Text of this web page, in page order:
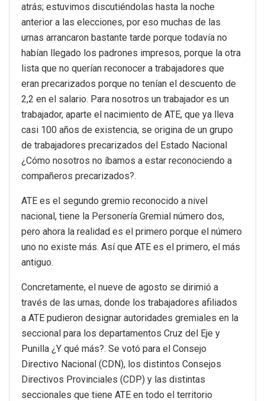
atrás; estuvimos discutiéndolas hasta la noche
anterior a las elecciones, por eso muchas de las
urnas arrancaron bastante tarde porque todavía no
habían llegado los padrones impresos, porque la otra
lista que no querían reconocer a trabajadores que
eran precarizados porque no tenían el descuento de
2,2 en el salario. Para nosotros un trabajador es un
trabajador, aparte el nacimiento de ATE, que ya lleva
casi 100 años de existencia, se origina de un grupo
de trabajadores precarizados del Estado Nacional
¿Cómo nosotros no íbamos a estar reconociendo a
compañeros precarizados?.
ATE es el segundo gremio reconocido a nivel
nacional, tiene la Personería Gremial número dos,
pero ahora la realidad es el primero porque el número
uno no existe más. Así que ATE es el primero, el más
antiguo.
Concretamente, el nueve de agosto se dirimió a
través de las urnas, donde los trabajadores afiliados
a ATE pudieron designar autoridades gremiales en la
seccional para los departamentos Cruz del Eje y
Punilla ¿Y qué más?. Se votó para el Consejo
Directivo Nacional (CDN), los distintos Consejos
Directivos Provinciales (CDP) y las distintas
seccionales que tiene ATE en todo el territorio